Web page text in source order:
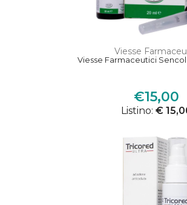
Viesse
Viesse Farmaceutici
€15,00
Listino:€